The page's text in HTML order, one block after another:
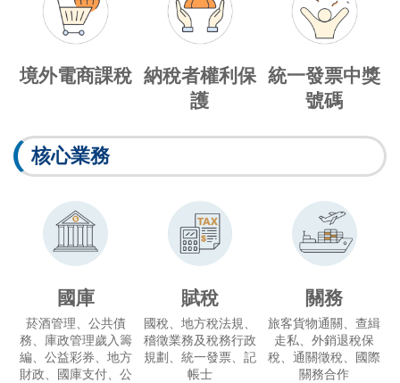
境外電商課稅 納稅者權利保
護
統一發票中獎
號碼
核心業務
國庫
菸酒管理、公共債
務、庫政管理歲入籌
編、公益彩券、地方
財政、國庫支付、公
賦稅
國稅、地方稅法規、
稽徵業務及稅務行政
規劃、統一發票、記
帳士
關務
旅客貨物通關、查緝
走私、外銷退稅保
稅、通關徵稅、國際
關務合作